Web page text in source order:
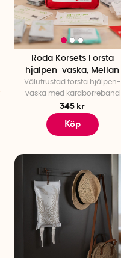
Röda Korsets Första
hjälpen-väska, Mellan
Välutrustad första hjälpen-
väska med kardborreband
345 kr
Köp